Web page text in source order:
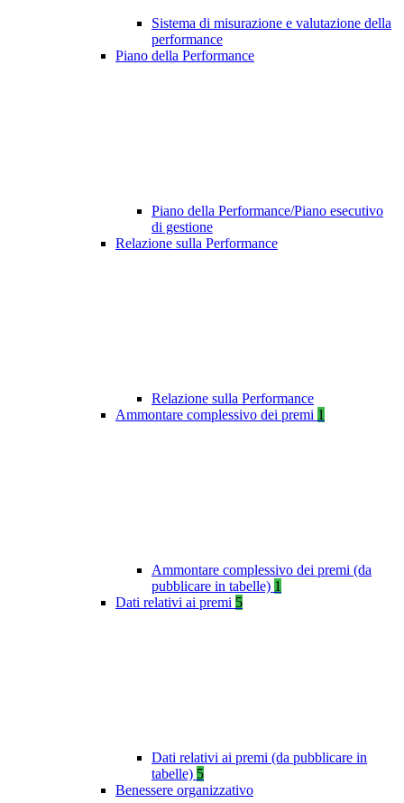
Sistema di misurazione e valutazione della
performance
Piano della Performance
Piano della Performance/Piano esecutivo
di gestione
Relazione sulla Performance
Relazione sulla Performance
Ammontare complessivo dei premi 1
Ammontare complessivo dei premi (da
pubblicare in tabelle) 1
Dati relativi ai premi 5
Dati relativi ai premi (da pubblicare in
tabelle) 5
Benessere organizzativo